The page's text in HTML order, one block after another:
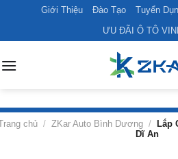
content
Giới Thiệu Đào Tạo Tuyển
ƯU ĐÃI Ô TÔ
chủ / ZKar Auto Bình Dương /
Lắp
Dĩ An